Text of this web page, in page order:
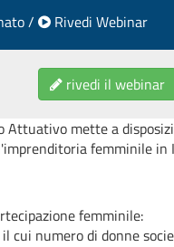
/ Rivedi Webinar
rivedi il webinar
mette a
femminile in
femminile:
cui numero di donne